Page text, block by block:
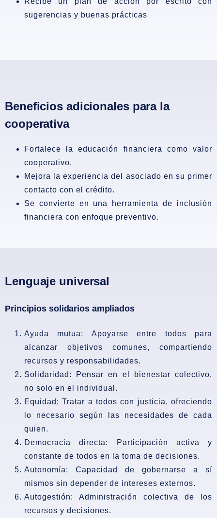
sugerencias y buenas prácticas
Beneficios adicionales para la
cooperativa
Fortalece la educación financiera como valor
cooperativo.
Mejora la experiencia del asociado en su primer
contacto con el crédito.
Se convierte en una herramienta de inclusión
financiera con enfoque preventivo.
Lenguaje universal
Principios solidarios ampliados
Ayuda mutua:
Apoyarse entre todos para
alcanzar objetivos comunes, compartiendo
recursos y responsabilidades.
Solidaridad:
Pensar en el bienestar colectivo,
no solo en el individual.
Equidad: Tratar a todos con justicia, ofreciendo
lo necesario según las necesidades de cada
quien.
Democracia directa:
Participación activa y
constante de todos en la toma de decisiones.
Autonomía:
Capacidad de gobernarse a sí
mismos sin depender de intereses externos.
Autogestión:
Administración colectiva de los
recursos y decisiones.